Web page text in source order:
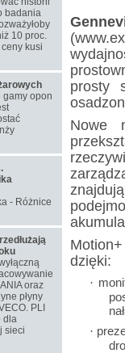
prosty
Nowe
dzięki:
·
·
badania
10 proc.
kusi
gamy opon
- Różnice
oraz
płyny
PLI
dla
sieci